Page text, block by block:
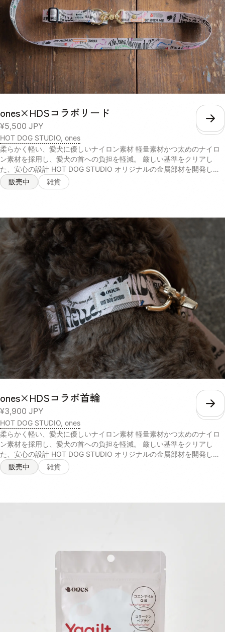
ープ。紫芋や人参に含まれるアントシアニンやβカロテンが、肝臓や目
の健康を維持します。 【ヤギ乳、にんじんパウダー、脱脂米ぬか、ム
ラサキ芋パウダー、ポークパウダー、イヌリン(一部に乳成分を含む)】
Yellow さつまいもやかぼちゃの自然な甘みを活かしたカロテンたっぷ
りのスープ。葛のサポニンやクランベリーのキナ酸などの成分が、愛犬
の腎臓や尿路の健康を保ちます。 【サツマイモ末、脱脂米ぬか、かぼ
ちゃパウダー、小豆パウダー、ホエイパウダー、本葛粉、クランベリー
濃縮果汁、マルトデキストリン(一部に乳成分を含む)】 Green 天然の
旨味たっぷり！北海道産昆布とチーズの香りが食欲をそそるスープ。パ
パイヤ酵素や乳酸菌、食物繊維が愛犬の口内環境をケアし、お腹の調子
を整えます。 【チーズパウダー、ゴボウ末、脱脂米ぬか、昆布末、パ
パイヤ末、マイタケ子実体パウダー(一部に乳成分を含む)】 Blue 毎日
の散歩をサポートするカルシウムなどの栄養素が豊富な鰹節を使ったス
ープ。コラーゲンペプチドとアセチルグルコサミンを配合し、日々の健
康維持や、愛犬の元気をサポートします。 【かつお節パウダー、乾燥
マッシュポテトパウダー、フィッシュコラーゲンペプチド、N-アセチ
ルグルコサミン、ホワイトキクラゲ抽出物】 紫 黄色 緑 青 水分 4.0%
4.9% 5.6% 4.5% 粗い白質 13.7% 11.9% 18.8% 63.5% 粗脂肪 9.7%
1.6% 14.4% 2.5% 粗繊維 1.9% 2.4% 3.8% 0.6% 粗灰分 9.0% 5.0%
40g×1パック 賞味期限 / 保存方法 未開封の状態で製造から2年。 パウ
チの口をしっかりと決めて、日光・高温多湿の場所を避けて保存し、開
封後は賞味期限にしっかりと早めにお使いください。 給与 愛犬の体重
に合わせた必要な水分量や、普段飲んでいるお水の量によって、スープ
を考える量は違います。 愛犬の身体の状態をよく見ながら、不足して
いる水分を補うように考慮して量を調整してください。 体重 推奨摂取
水分量/1日 推奨給与量/月 超小型犬小型犬 〜440ml 1セット 中型犬
440ml〜1010ml 2セット 大型犬超大型犬 1010ml〜 3セット
ones×HDSコラボリード
¥5,500 JPY こ
HOT DOG STUDIO, ones
柔らかく軽い、愛犬に優しいナイロン素材 軽量素材かつ太めのナイロ
ン素材を採用し、愛犬の首への負担を軽減。 厳しい基準をクリアし
た、安心の設計 HOT DOG STUDIO オリジナルの金属部材を開発し、
強度を向上。JIS規格基準の引っ張り強度テストをクリアしています。
オーナーにも優しい、ソフトな持ち手 持ち手部分には、手触りの良い
型犬までお散歩で使用可能な強度設計で、幅広い愛犬に着用させること
ができます。 <サイズ> 長さ：全長122cm 太さ : 2.5cm <素材> 持ち手
部分 : アクリル + シリコーン 本体部分 : ナイロン
販売中 雑貨
ones×HDSコラボ首輪
¥3,900 JPY こ
HOT DOG STUDIO, ones
柔らかく軽い、愛犬に優しいナイロン素材 軽量素材かつ太めのナイロ
ン素材を採用し、愛犬の首への負担を軽減。 厳しい基準をクリアし
た、安心の設計 HOT DOG STUDIO オリジナルの金属部材を開発し、
強度を向上。JIS規格基準の引っ張り強度テストをクリアしています。
オーナーにも優しい、ソフトな持ち手 持ち手部分には、手触りの良い
型犬までお散歩で使用可能な強度設計で、幅広い愛犬に着用させること
販売中 雑貨